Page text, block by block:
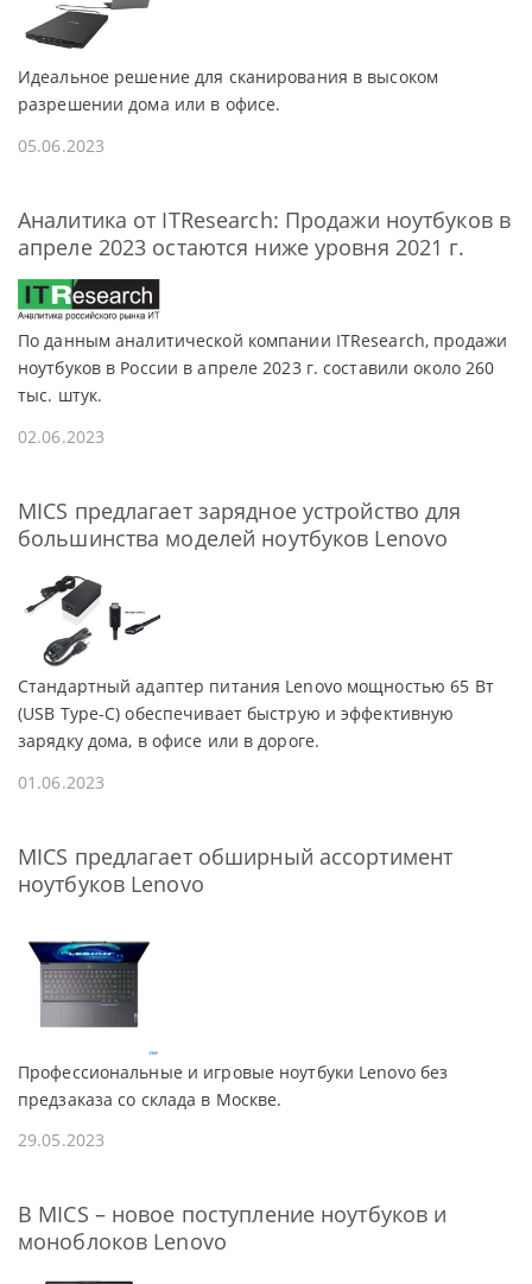
Идеальное решение для сканирования в высоком
разрешении дома или в офисе.
05.06.2023
Аналитика от ITResearch: Продажи ноутбуков в
апреле 2023 остаются ниже уровня 2021 г.
По данным аналитической компании ITResearch, продажи
ноутбуков в России в апреле 2023 г. составили около 260
тыс. штук.
02.06.2023
MICS предлагает зарядное устройство для
большинства моделей ноутбуков Lenovo
Cтандартный адаптер питания Lenovo мощностью 65 Вт
(USB Type-C) обеспечивает быструю и эффективную
зарядку дома, в офисе или в дороге.
01.06.2023
MICS предлагает обширный ассортимент
ноутбуков Lenovo
Профессиональные и игровые ноутбуки Lenovo без
предзаказа со склада в Москве.
29.05.2023
В MICS – новое поступление ноутбуков и
моноблоков Lenovo